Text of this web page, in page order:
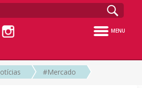
MENU
#Mercado